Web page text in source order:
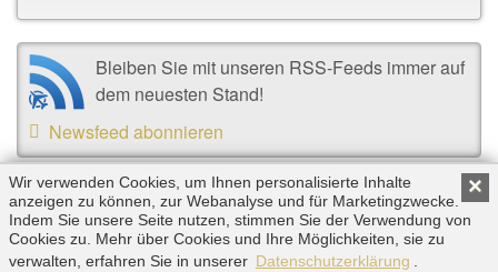
Bleiben Sie mit unseren RSS-Feeds immer auf
dem neuesten Stand!
Newsfeed abonnieren
Copyright © 2026 by Triplemind GmbH. Alle Rechte
vorbehalten. |Impressum|Datenschutz
×
Wir verwenden Cookies, um Ihnen personalisierte Inhalte
anzeigen zu können, zur Webanalyse und für Marketingzwecke.
Indem Sie unsere Seite nutzen, stimmen Sie der Verwendung von
Cookies zu. Mehr über Cookies und Ihre Möglichkeiten, sie zu
verwalten, erfahren Sie in unserer Datenschutzerklärung